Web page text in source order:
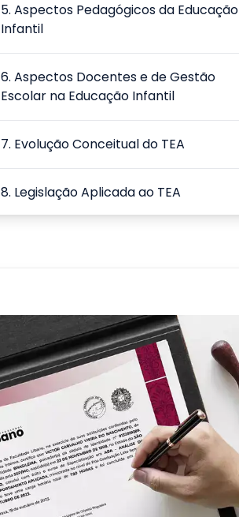
5.Aspectos Pedagógicos da Educação
Infantil
6.Aspectos Docentes e de Gestão
Escolar na Educação Infantil
7. Evolução Conceitual do TEA
8. Legislação Aplicada ao TEA